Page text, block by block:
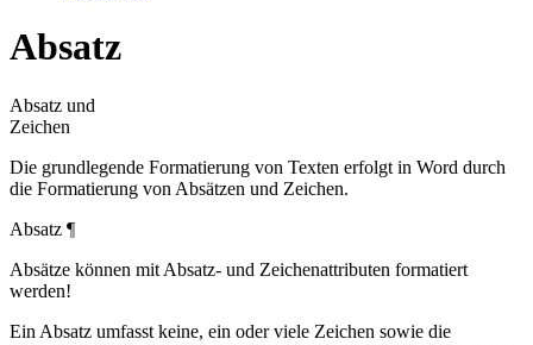
Absatz
Absatz und
Zeichen
Die grundlegende Formatierung von Texten erfolgt in Word durch
die Formatierung von Absätzen und Zeichen.
Absatz ¶
Absätze können mit Absatz- und Zeichenattributen formatiert
werden!
Ein Absatz umfasst keine, ein oder viele Zeichen sowie die